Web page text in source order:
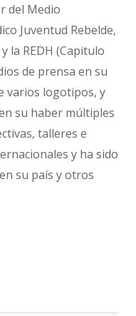
del Medio
Juventud Rebelde,
la REDH (Capitulo
de prensa en su
varios logotipos, y
su haber múltiples
talleres e
y ha sido
su país y otros